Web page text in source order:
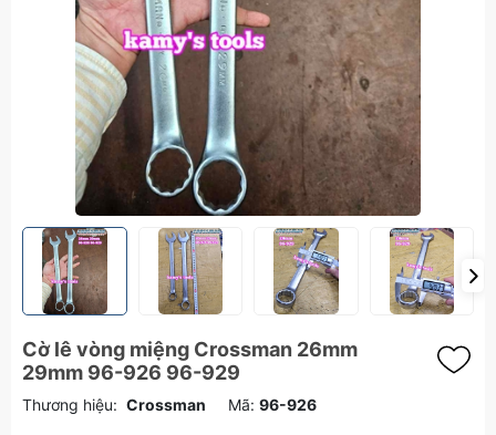
Cờ lê vòng miệng Crossman 26mm
29mm 96-926 96-929
Thương hiệu: Crossman Mã: 96-926